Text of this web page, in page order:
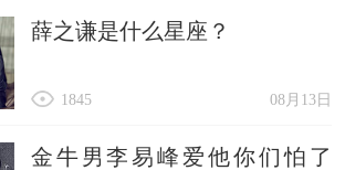
薛之谦是什么星座？
08月13日
1845
金牛男李易峰爱他你们怕了